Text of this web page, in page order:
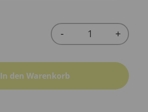
Quantity
- +
In den Warenkorb